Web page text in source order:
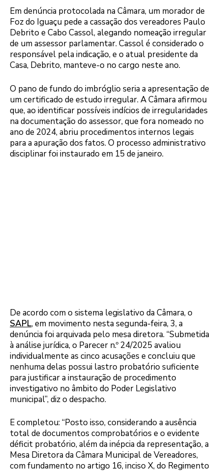
Em denúncia protocolada na Câmara, um morador de
Foz do Iguaçu pede a cassação dos vereadores Paulo
Debrito e Cabo Cassol, alegando nomeação irregular
de um assessor parlamentar. Cassol é considerado o
responsável pela indicação, e o atual presidente da
Casa, Debrito, manteve-o no cargo neste ano.
O pano de fundo do imbróglio seria a apresentação de
um certificado de estudo irregular. A Câmara afirmou
que, ao identificar possíveis indícios de irregularidades
na documentação do assessor, que fora nomeado no
ano de 2024, abriu procedimentos internos legais
para a apuração dos fatos. O processo administrativo
disciplinar foi instaurado em 15 de janeiro.
De acordo com o sistema legislativo da Câmara, o
SAPL, em movimento nesta segunda-feira, 3, a
denúncia foi arquivada pelo mesa diretora. “Submetida
à análise jurídica, o Parecer n.º 24/2025 avaliou
individualmente as cinco acusações e concluiu que
nenhuma delas possui lastro probatório suficiente
para justificar a instauração de procedimento
investigativo no âmbito do Poder Legislativo
municipal”, diz o despacho.
E completou: “Posto isso, considerando a ausência
total de documentos comprobatórios e o evidente
déficit probatório, além da inépcia da representação, a
Mesa Diretora da Câmara Municipal de Vereadores,
com fundamento no artigo 16, inciso X, do Regimento